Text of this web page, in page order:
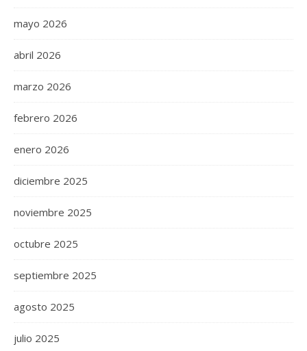
mayo 2026
abril 2026
marzo 2026
febrero 2026
enero 2026
diciembre 2025
noviembre 2025
octubre 2025
septiembre 2025
agosto 2025
julio 2025